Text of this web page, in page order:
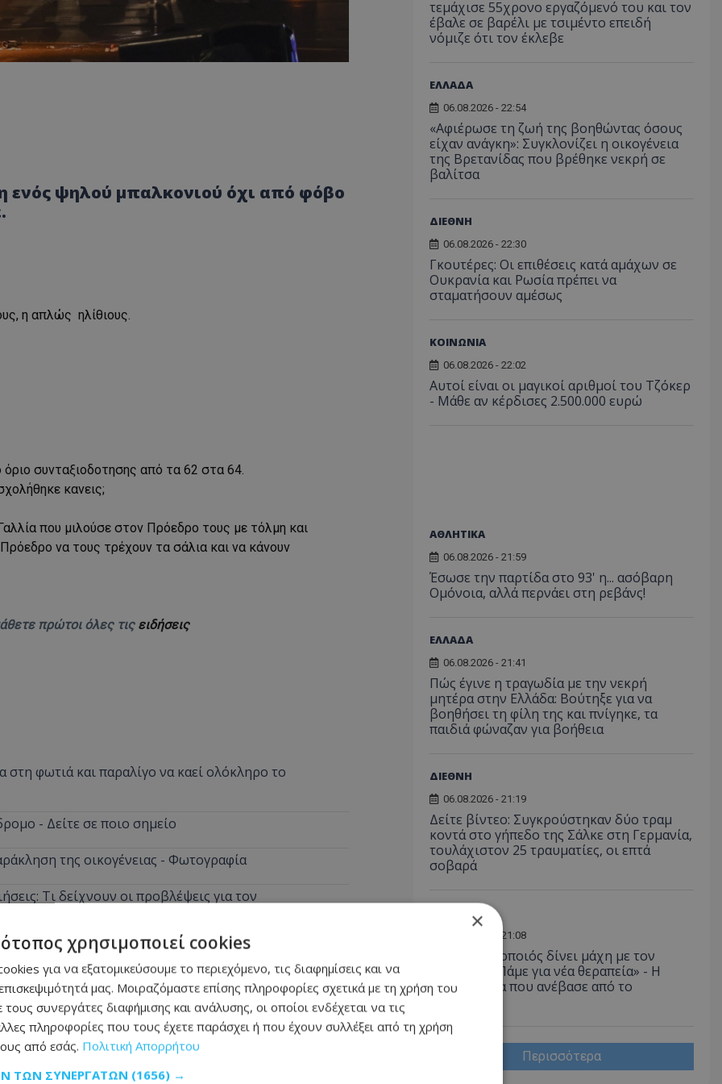
ενός ψηλού μπαλκονιού όχι από φόβο
η απλώς ηλίθιους.
συνταξιοδοτησης από τα 62 στα 64.
κανεις;
που μιλούσε στον Πρόεδρο τους με τόλμη και
να τους τρέχουν τα σάλια και να κάνουν
πρώτοι όλες τις ειδήσεις
φωτιά και παραλίγο να καεί ολόκληρο το
- Δείτε σε ποιο σημείο
της οικογένειας - Φωτογραφία
Τι δείχνουν οι προβλέψεις για τον
Λάρνακα προκαλεί οργή - Φωτογραφία
ξημερώματα - Την έσβησαν οι ιδιοκτήτες πριν φτάσει
τεμάχισε 55χρονο εργαζόμενό του και τον
έβαλε σε βαρέλι με τσιμέντο επειδή
νόμιζε ότι τον έκλεβε
ΕΛΛΑΔΑ
06.08.2026 - 22:54
«Αφιέρωσε τη ζωή της βοηθώντας όσους
είχαν ανάγκη»: Συγκλονίζει η οικογένεια
της Βρετανίδας που βρέθηκε νεκρή σε
βαλίτσα
ΔΙΕΘΝΗ
06.08.2026 - 22:30
Γκουτέρες: Οι επιθέσεις κατά αμάχων σε
Ουκρανία και Ρωσία πρέπει να
σταματήσουν αμέσως
ΚΟΙΝΩΝΙΑ
06.08.2026 - 22:02
Αυτοί είναι οι μαγικοί αριθμοί του Τζόκερ
- Μάθε αν κέρδισες 2.500.000 ευρώ
ΑΘΛΗΤΙΚΑ
06.08.2026 - 21:59
Έσωσε την παρτίδα στο 93' η... ασόβαρη
Ομόνοια, αλλά περνάει στη ρεβάνς!
ΕΛΛΑΔΑ
06.08.2026 - 21:41
Πώς έγινε η τραγωδία με την νεκρή
μητέρα στην Ελλάδα: Βούτηξε για να
βοηθήσει τη φίλη της και πνίγηκε, τα
παιδιά φώναζαν για βοήθεια
ΔΙΕΘΝΗ
06.08.2026 - 21:19
Δείτε βίντεο: Συγκρούστηκαν δύο τραμ
κοντά στο γήπεδο της Σάλκε στη Γερμανία,
τουλάχιστον 25 τραυματίες, οι επτά
σοβαρά
06.08.2026 - 21:08
Έλληνας ηθοποιός δίνει μάχη με τον
καρκίνο - «Πάμε για νέα θεραπεία» - Η
φωτογραφία που ανέβασε από το
νοσοκομείο
Περισσότερα
×
χρησιμοποιεί cookies
για να εξατομικεύσουμε το περιεχόμενο, τις διαφημίσεις και να
μας. Μοιραζόμαστε επίσης πληροφορίες σχετικά με τη χρήση του
συνεργάτες διαφήμισης και ανάλυσης, οι οποίοι ενδέχεται να τις
πληροφορίες που τους έχετε παράσχει ή που έχουν συλλέξει από τη χρήση
από εσάς. Πολιτική Απορρήτου
ΤΩΝ ΣΥΝΕΡΓΑΤΏΝ (1656) →